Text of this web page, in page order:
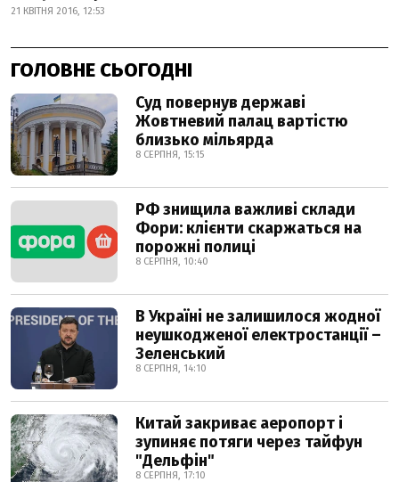
21 КВІТНЯ 2016, 12:53
ГОЛОВНЕ СЬОГОДНІ
Суд повернув державі
Жовтневий палац вартістю
близько мільярда
8 СЕРПНЯ, 15:15
РФ знищила важливі склади
Фори: клієнти скаржаться на
порожні полиці
8 СЕРПНЯ, 10:40
В Україні не залишилося жодної
неушкодженої електростанції –
Зеленський
8 СЕРПНЯ, 14:10
Китай закриває аеропорт і
зупиняє потяги через тайфун
"Дельфін"
8 СЕРПНЯ, 17:10